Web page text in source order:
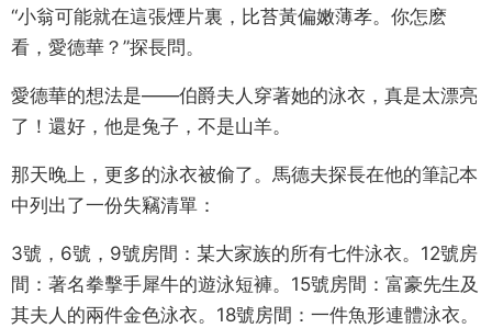
“小翁可能就在這張煙片裏，比苔黃偏嫩薄孝。你怎麽
看，愛德華？”探長問。
愛德華的想法是——伯爵夫人穿著她的泳衣，真是太漂亮
了！還好，他是兔子，不是山羊。
那天晚上，更多的泳衣被偷了。馬德夫探長在他的筆記本
中列出了一份失竊清單：
3號，6號，9號房間：某大家族的所有七件泳衣。12號房
間：著名拳擊手犀牛的遊泳短褲。15號房間：富豪先生及
其夫人的兩件金色泳衣。18號房間：一件魚形連體泳衣。